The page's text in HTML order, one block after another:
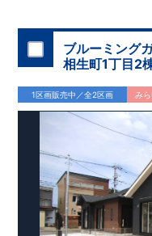
い☆
【２階の廊下収納】​ 生
イテムを目隠し収納がで
​
ったら嬉しい収納完備☆
[2],対面キッチンには、
対面キッチンには、 生
[3],浴室暖房乾燥機
雨の
[4],インナーバルコニー ​
されずに利用可能♪
[5],折上げ天井​主寝室に
ンク上の空間を演出♪
◎暮らしに寄り添う住環境
ブルーミング
相生町1丁目2
1区画販売中／全2区画 み